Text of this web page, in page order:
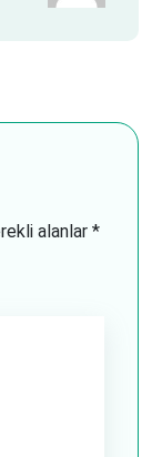
alanlar *